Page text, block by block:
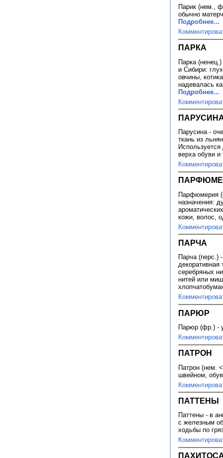
Парик (нем.,
обычно
Подробнее...
ПАРКА
Парка
и Сибири:
овчины,
надевалась
Подробнее...
Парусина -
ткань из
верха обуви
Парфюмерия
назначения:
кожи, волос,
ПАРЧА
Парча (перс.)
декоративная
серебряных
нитей или
ПАРЮР
Парюр (фр.) -
ПАТРОН
Патрон (нем.
швейном,
ПАТТЕНЫ
Паттены - в
с железным
ходьбы по